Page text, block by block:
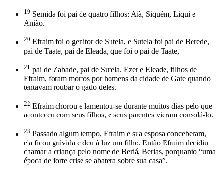
19 Semida foi pai de quatro filhos: Aiã, Siquém, Liqui e
Anião.
20 Efraim foi o genitor de Sutela, e Sutela foi pai de Berede,
pai de Taate, pai de Eleada, que foi o pai de Taate,
21 pai de Zabade, pai de Sutela. Ezer e Eleade, filhos de
Efraim, foram mortos por homens da cidade de Gate quando
tentavam roubar o gado deles.
22 Efraim chorou e lamentou-se durante muitos dias pelo que
aconteceu com seus filhos, e seus parentes vieram consolá-lo.
23 Passado algum tempo, Efraim e sua esposa conceberam,
ela ficou grávida e deu à luz um filho. Então Efraim decidiu
chamar a criança pelo nome de Beriá, Berias, porquanto “uma
época de forte crise se abatera sobre sua casa”.